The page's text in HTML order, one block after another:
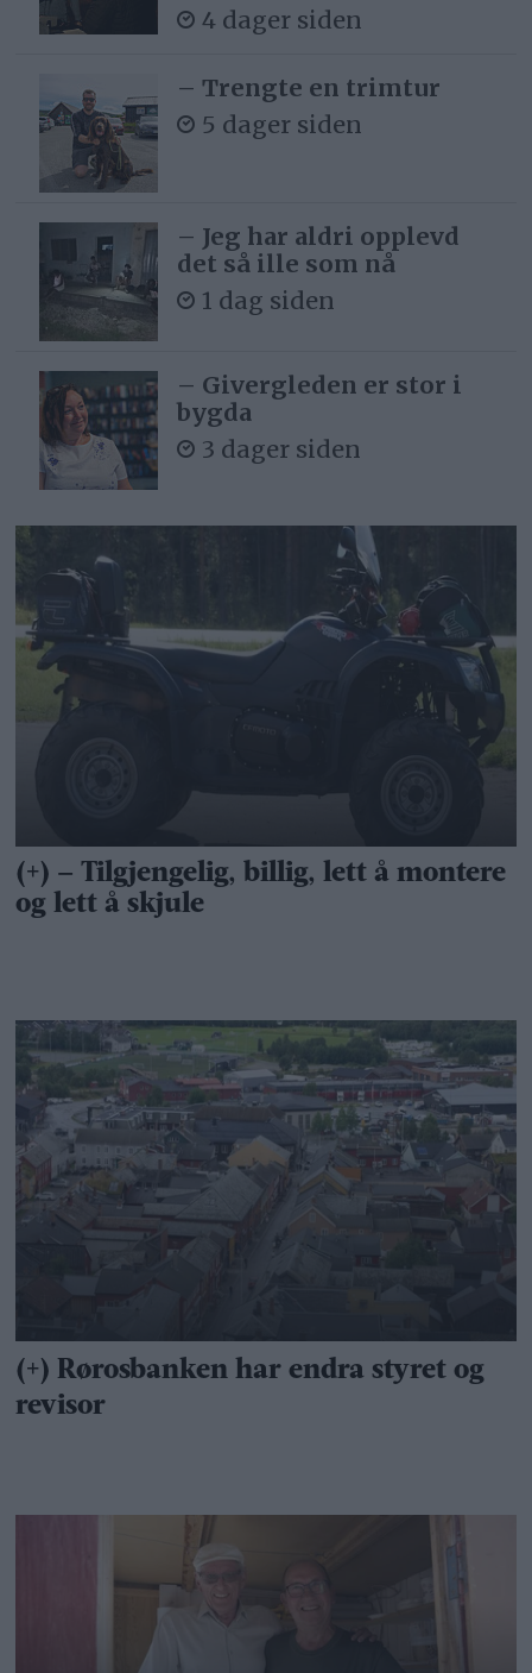
4 dager siden
– Trengte en trimtur
5 dager siden
– Jeg har aldri opplevd
det så ille som nå
1 dag siden
– Givergleden er stor i
bygda
3 dager siden